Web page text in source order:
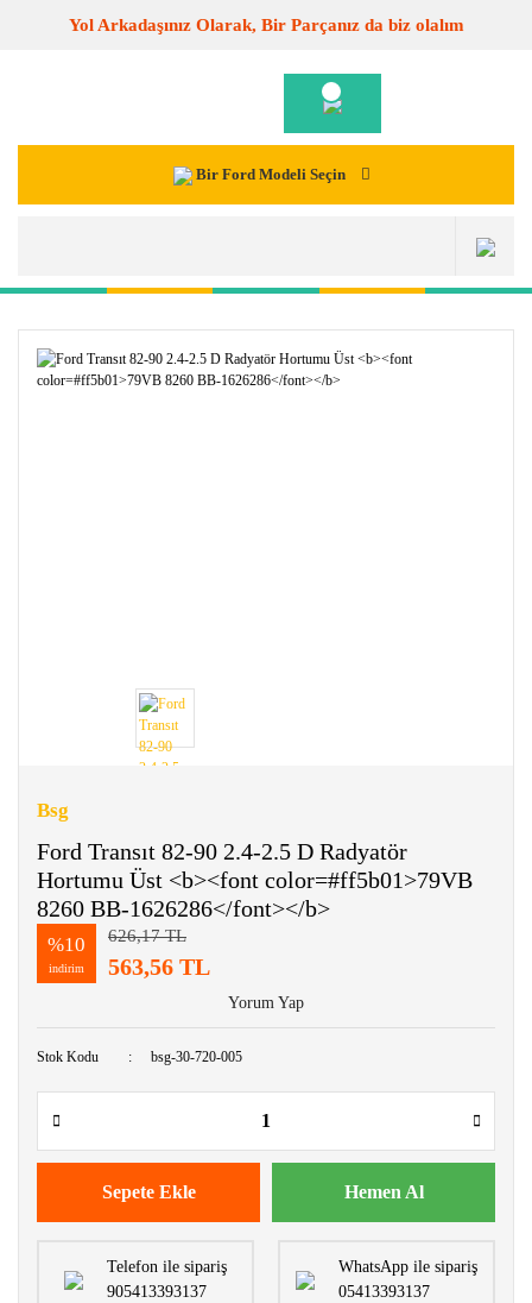
Yol Arkadaşınız Olarak, Bir Parçanız da biz olalım
Bir Ford Modeli Seçin
Bsg
Ford Transıt 82-90 2.4-2.5 D Radyatör
Hortumu Üst <b><font color=#ff5b01>79VB
8260 BB-1626286</font></b>
%10
indirim
626,17 TL
563,56 TL
Yorum Yap
Stok Kodu bsg-30-720-005
Sepete Ekle Hemen Al
Telefon ile sipariş
905413393137
WhatsApp ile sipariş
05413393137